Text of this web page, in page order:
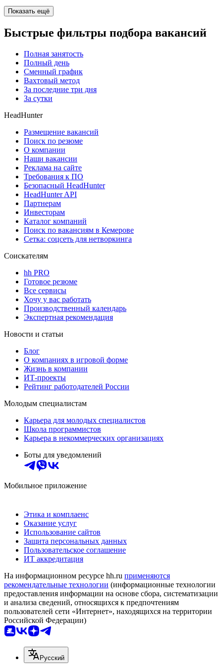
Показать ещё
Быстрые фильтры подбора вакансий
Полная занятость
Полный день
Сменный график
Вахтовый метод
За последние три дня
За сутки
HeadHunter
Размещение вакансий
Поиск по резюме
О компании
Наши вакансии
Реклама на сайте
Требования к ПО
Безопасный HeadHunter
HeadHunter API
Партнерам
Инвесторам
Каталог компаний
Поиск по вакансиям в Кемерове
Сетка: соцсеть для нетворкинга
Соискателям
hh PRO
Готовое резюме
Все сервисы
Хочу у вас работать
Производственный календарь
Экспертная рекомендация
Новости и статьи
Блог
О компаниях в игровой форме
Жизнь в компании
ИТ-проекты
Рейтинг работодателей России
Молодым специалистам
Карьера для молодых специалистов
Школа программистов
Карьера в некоммерческих организациях
Боты для уведомлений
Мобильное приложение
Этика и комплаенс
Оказание услуг
Использование сайтов
Защита персональных данных
Пользовательское соглашение
ИТ аккредитация
На информационном ресурсе hh.ru применяются
рекомендательные технологии (информационные технологии
предоставления информации на основе сбора, систематизации
и анализа сведений, относящихся к предпочтениям
пользователей сети «Интернет», находящихся на территории
Российской Федерации)
Русский